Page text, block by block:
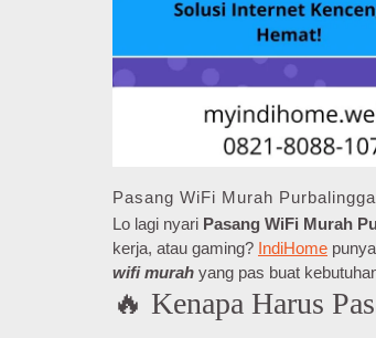
Pasang WiFi Murah
Lo lagi nyari Pasang WiFi Murah
kerja, atau gaming? IndiHome
wifi murah yang pas buat
🔥 Kenapa Harus